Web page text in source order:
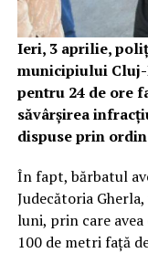
Ieri, 3 aprilie,
municipiului Cluj-
pentru 24 de ore
săvârșirea
dispuse prin
În fapt, bărbatul
Judecătoria
luni, prin care
100 de metri față